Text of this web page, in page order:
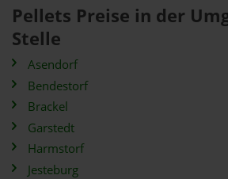
Pellets Preise in der
Stelle
Asendorf
Bendestorf
Brackel
Garstedt
Harmstorf
Jesteburg